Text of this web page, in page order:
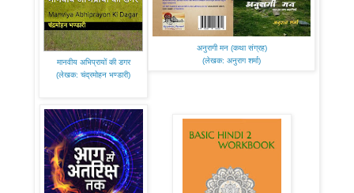
मानवीय अभिप्रायों की डगर
(लेखक: चंद्रमोहन भण्डारी)
अनुरागी मन (कथा संग्रह)
(लेखक: अनुराग शर्मा)